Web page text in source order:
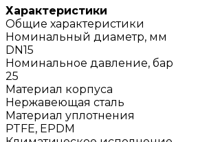
Характеристики
Общие характеристики
Номинальный диаметр, мм
DN15
Номинальное давление, бар
25
Материал корпуса
Нержавеющая сталь
Материал уплотнения
PTFE, EPDM